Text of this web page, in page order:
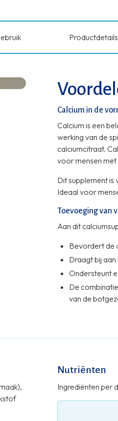
Productdetails
Calcium in de
Calcium is een
werking van de
calciumcitraat.
voor mensen
Dit supplement is
Ideaal voor
Toevoeging van
Aan dit
Bevordert de
Draagt bij
Ondersteunt
De
van de
sterk gebit en
Ter
botbreuken
Nutriënten
Ingrediënten per